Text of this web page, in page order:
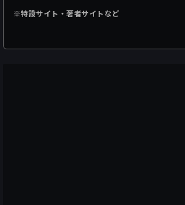
※特設サイト・著者サイトなど